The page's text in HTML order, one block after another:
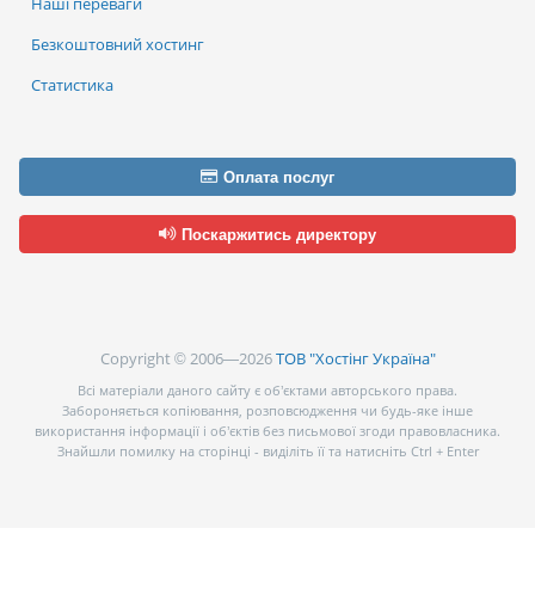
Безкоштовний хостинг
Статистика
Оплата послуг
Поскаржитись директору
Copyright © 2006—2026ТОВ "Хостінг Україна"
Всі матеріали даного сайту є об’єктами авторського права.
Забороняється копіювання, розповсюдження чи будь-яке інше
використання інформації і об’єктів без письмової згоди правовласника.
Знайшли помилку на сторінці - виділіть її та натисніть Ctrl + Enter